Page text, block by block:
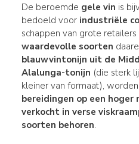
De beroemde gele vin is
bedoeld voor industriële
schappen van grote
waardevolle soorten
blauwvintonijn uit de
Alalunga-tonijn (die sterk
kleiner van formaat),
bereidingen op een hoger
verkocht in verse
soorten behoren.